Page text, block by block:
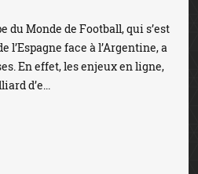
du Monde de Football, qui s’est
l’Espagne face à l’Argentine, a
En effet, les enjeux en ligne,
d’e...